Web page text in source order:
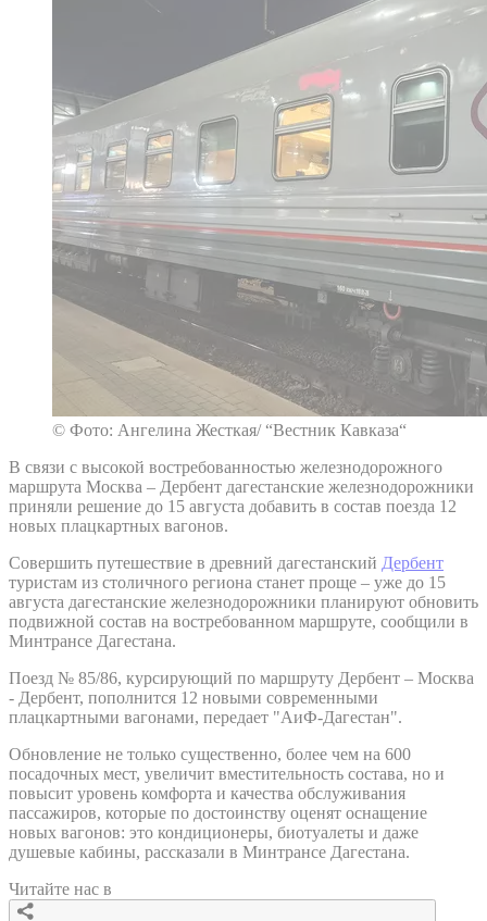
© Фото: Ангелина Жесткая/ “Вестник Кавказа“
В связи с высокой востребованностью железнодорожного
маршрута Москва – Дербент дагестанские железнодорожники
приняли решение до 15 августа добавить в состав поезда 12
новых плацкартных вагонов.
Совершить путешествие в древний дагестанский Дербент
туристам из столичного региона станет проще – уже до 15
августа дагестанские железнодорожники планируют обновить
подвижной состав на востребованном маршруте, сообщили в
Минтрансе Дагестана.
Поезд № 85/86, курсирующий по маршруту Дербент – Москва
- Дербент, пополнится 12 новыми современными
плацкартными вагонами, передает "АиФ-Дагестан".
Обновление не только существенно, более чем на 600
посадочных мест, увеличит вместительность состава, но и
повысит уровень комфорта и качества обслуживания
пассажиров, которые по достоинству оценят оснащение
новых вагонов: это кондиционеры, биотуалеты и даже
душевые кабины, рассказали в Минтрансе Дагестана.
Читайте нас в